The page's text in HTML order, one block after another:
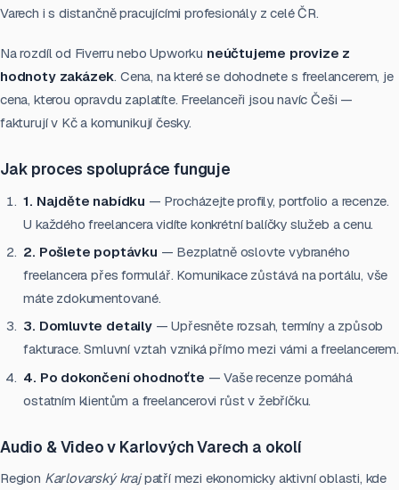
Varech i s distančně pracujícími profesionály z celé ČR.
Na rozdíl od Fiverru nebo Upworku neúčtujeme provize z
hodnoty zakázek. Cena, na které se dohodnete s freelancerem, je
cena, kterou opravdu zaplatíte. Freelanceři jsou navíc Češi —
fakturují v Kč a komunikují česky.
Jak proces spolupráce funguje
1. Najděte nabídku — Procházejte profily, portfolio a recenze.
U každého freelancera vidíte konkrétní balíčky služeb a cenu.
2. Pošlete poptávku — Bezplatně oslovte vybraného
freelancera přes formulář. Komunikace zůstává na portálu, vše
máte zdokumentované.
3. Domluvte detaily— Upřesněte rozsah, termíny a způsob
fakturace. Smluvní vztah vzniká přímo mezi vámi a freelancerem.
4. Po dokončení ohodnoťte — Vaše recenze pomáhá
ostatním klientům a freelancerovi růst v žebříčku.
Audio & Video v Karlových Varech a okolí
Region Karlovarský krajpatří mezi ekonomicky aktivní oblasti, kde